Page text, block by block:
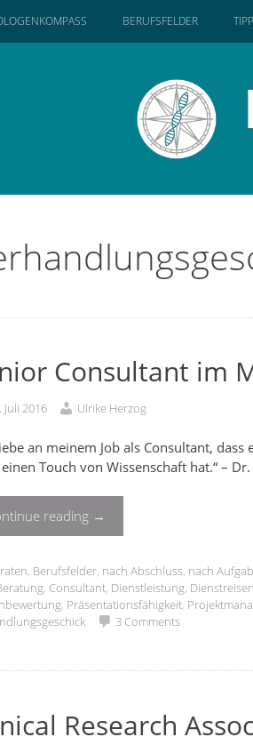
BERUFSFELDER
Consultant im
Juli 2016 Ulrike Herzog
an meinem Job als Consultant,
Touch von Wissenschaft hat.“ –
reading →
, Berufsfelder, nach Abschluss, nach
, Consultant, Dienstleistung, Dienstreisen
, Präsentationsfähigkeit,
3 Comments
Research